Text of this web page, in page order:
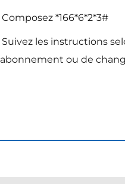
Composez *166*6*2*3#
Suivez les instructions
abonnement ou de